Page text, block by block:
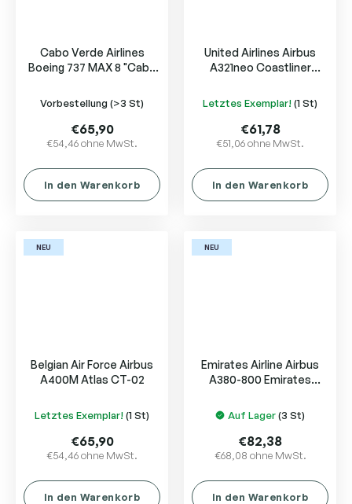
Cabo Verde Airlines
Boeing 737 MAX 8 "Cabo
Vorbestellung (>3 St)
€54,46 ohne MwSt.
€65,90
In den Warenkorb
United Airlines Airbus
A321neo Coastliner
Letztes Exemplar! (1 St)
€51,06 ohne MwSt.
€61,78
In den Warenkorb
NEU
Belgian Air Force Airbus
A400M Atlas CT-02
Letztes Exemplar! (1 St)
€54,46 ohne MwSt.
€65,90
In den Warenkorb
NEU
Emirates Airline Airbus
A380-800 Emirates
Auf Lager(3 St)
€68,08 ohne MwSt.
€82,38
In den Warenkorb